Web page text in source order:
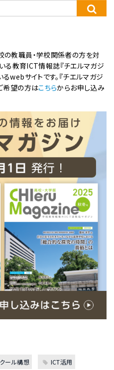
の教職員・学校関係者の方を対
る教育ICT情報誌『チエルマガジ
webサイトです。『チエルマガジ
希望の方はこちらからお申し込み
ール構想 ICT活用